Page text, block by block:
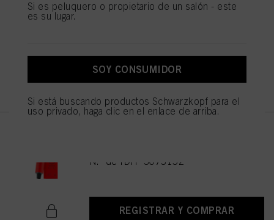
IGORA ROYAL 6-63 Rubio
REGISTRAR Y COMPRAR
N.º de IDH 3075152
REGISTRAR Y COMPRAR
Si es peluquero o propietario de un salón - este
es su lugar.
SOY CONSUMIDOR
Si está buscando productos Schwarzkopf para el
uso privado, haga clic en el enlace de arriba.